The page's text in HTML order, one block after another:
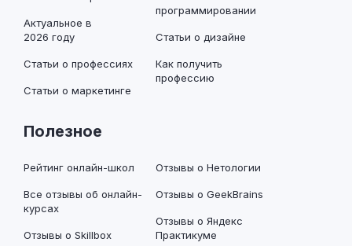
Актуальное в
2026 году
Статьи о профессиях
Статьи о маркетинге
программировании
Статьи о дизайне
Как получить
профессию
Полезное
Рейтинг онлайн-школ
Все отзывы об онлайн-
курсах
Отзывы о Skillbox
Отзывы о Нетологии
Отзывы о GeekBrains
Отзывы о Яндекс
Практикуме